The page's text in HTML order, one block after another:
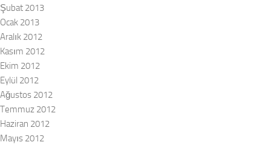
Şubat 2013
Ocak 2013
Aralık 2012
Kasım 2012
Ekim 2012
Eylül 2012
Ağustos 2012
Temmuz 2012
Haziran 2012
Mayıs 2012